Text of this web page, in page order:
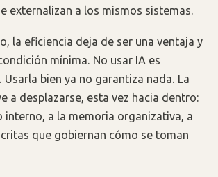
externalizan a los mismos sistemas.
la eficiencia deja de ser una ventaja y
mínima. No usar IA es
Usarla bien ya no garantiza nada. La
a desplazarse, esta vez hacia dentro:
interno, a la memoria organizativa, a
que gobiernan cómo se toman